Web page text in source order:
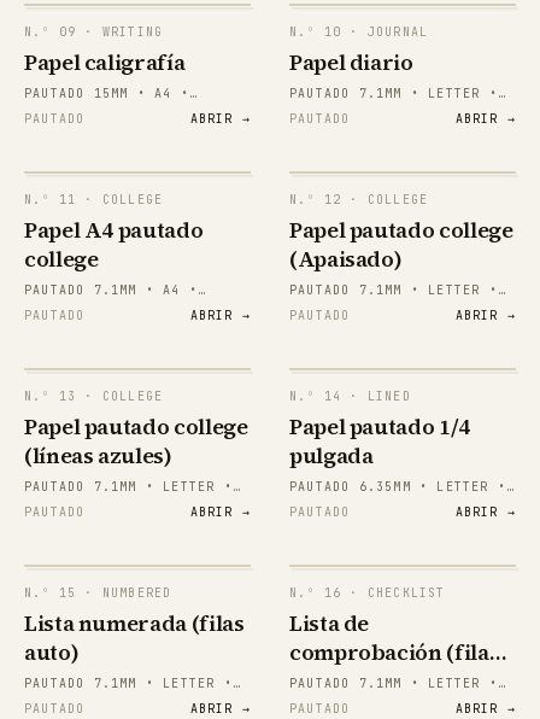
papergens.com papergens.com
papergens.com papergens.com
papergens.com papergens.com
papergens.com papergens.com
N.º 09 · WRITING
Papel caligrafía
PAUTADO 15MM • A4 •
VERTICAL
PAUTADO ABRIR →
N.º 10 · JOURNAL
Papel diario
PAUTADO 7.1MM • LETTER •
VERTICAL
PAUTADO ABRIR →
N.º 11 · COLLEGE
Papel A4 pautado
college
PAUTADO 7.1MM • A4 •
VERTICAL
PAUTADO ABRIR →
N.º 12 · COLLEGE
Papel pautado college
(Apaisado)
PAUTADO 7.1MM • LETTER •
APAISADO
PAUTADO ABRIR →
N.º 13 · COLLEGE
Papel pautado college
(líneas azules)
PAUTADO 7.1MM • LETTER •
VERTICAL
PAUTADO ABRIR →
N.º 14 · LINED
Papel pautado 1/4
pulgada
PAUTADO 6.35MM • LETTER •
VERTICAL
PAUTADO ABRIR →
1.
4.
N.º 15 · NUMBERED
Lista numerada (filas
auto)
PAUTADO 7.1MM • LETTER •
VERTICAL
PAUTADO ABRIR →
N.º 16 · CHECKLIST
Lista de
comprobación (filas
auto)
PAUTADO 7.1MM • LETTER •
VERTICAL
PAUTADO ABRIR →